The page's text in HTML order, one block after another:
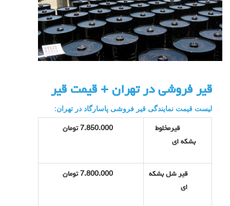
قیر فروشی در تهران + قیمت قیر
لیست قیمت نمایندگی قیر فروشی پاسارگاد در تهران:
قیرمخلوط
بشکه ای
قیر شل بشکه
ای